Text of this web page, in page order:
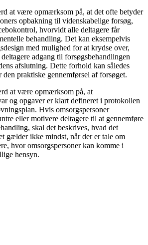
at være opmærksom på, at det ofte betyder
opbakning til videnskabelige forsøg,
hvorvidt alle deltagere får
behandling. Det kan eksempelvis
med mulighed for at krydse over,
adgang til forsøgsbehandlingen
afslutning. Dette forhold kan således
praktiske gennemførsel af forsøget.
at være opmærksom på, at
og opgaver er klart defineret i protokollen
Hvis omsorgspersoner
eller motivere deltagere til at gennemføre
skal det beskrives, hvad det
gælder ikke mindst, når der er tale om
hvor omsorgspersoner kan komme i
hensyn.